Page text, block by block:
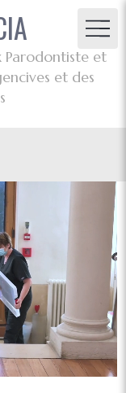
Parodontiste et
et des